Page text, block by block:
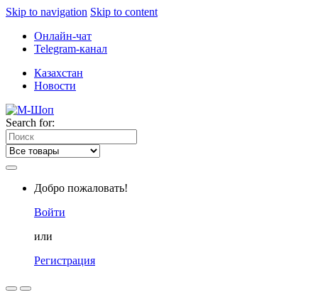
Skip to navigation Skip to content
Онлайн-чат
Telegram-канал
Казахстан
Новости
Search for:
Добро пожаловать!
Войти
или
Регистрация